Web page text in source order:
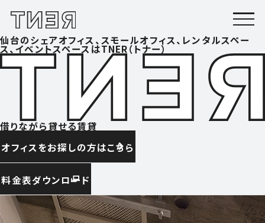
仙台のシェアオフィス、スモールオフィス、レンタルスペー
ス、イベントスペースはTNER（トナー）
借りながら貸せる賃貸
オフィスをお探しの方はこちら
料金表ダウンロード